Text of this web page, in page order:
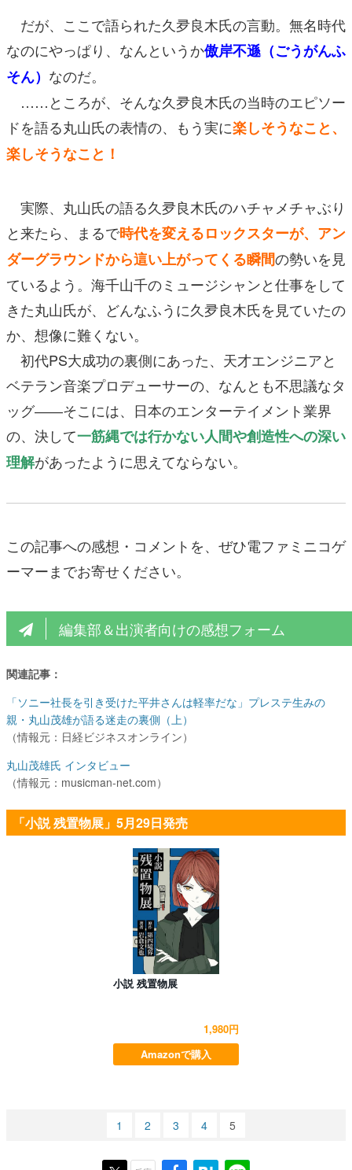
だが、ここで語られた久夛良木氏の言動。無名時代
なのにやっぱり、なんというか傲岸不遜（ごうがんふ
そん） なのだ。
……ところが、そんな久夛良木氏の当時のエピソー
ドを語る丸山氏の表情の、もう実に楽しそうなこと、
楽しそうなこと！
実際、丸山氏の語る久夛良木氏のハチャメチャぶり
と来たら、まるで時代を変えるロックスターが、アン
ダーグラウンドから這い上がってくる瞬間の勢いを見
ているよう。海千山千のミュージシャンと仕事をして
きた丸山氏が、どんなふうに久夛良木氏を見ていたの
か、想像に難くない。
初代PS大成功の裏側にあった、天才エンジニアと
ベテラン音楽プロデューサーの、なんとも不思議なタ
ッグ――そこには、日本のエンターテイメント業界
の、決して一筋縄では行かない人間や創造性への深い
理解があったように思えてならない。
この記事への感想・コメントを、ぜひ電ファミニコゲ
ーマーまでお寄せください。
編集部＆出演者向けの感想フォーム
関連記事：
「ソニー社長を引き受けた平井さんは軽率だな」プレステ生みの
親・丸山茂雄が語る迷走の裏側（上）
（情報元：日経ビジネスオンライン）
丸山茂雄氏 インタビュー
（情報元：musicman-net.com）
「小説 残置物展」5月29日発売
小説 残置物展
1,980円
Amazonで購入
1 2 3 4 5